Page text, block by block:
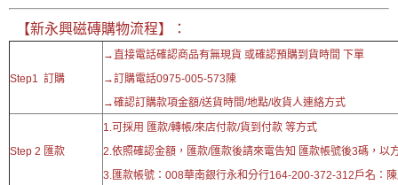
【新永興磁磚購物流程】：
Step1 訂購
→直接電話確認商品有無現貨 或確認預購到貨時間 下單
→訂購電話0975-005-573陳
→確認訂購款項金額/送貨時間/地點/收貨人連絡方式
Step 2 匯款
1.可採用 匯款/轉帳/來店付款/貨到付款 等方式
2.依照確認金額，匯款/匯款後請來電告知 匯款帳號後3碼，以
3.匯款帳號：008華南銀行永和分行164-200-372-312戶名：